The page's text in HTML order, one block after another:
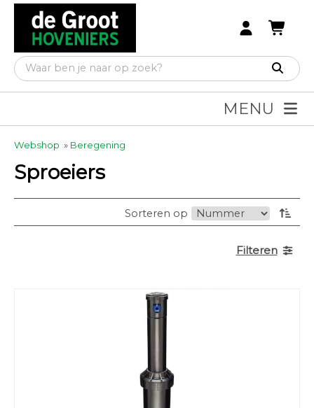
MENU
Webshop » Beregening
Sproeiers
Sorteren op
Filteren